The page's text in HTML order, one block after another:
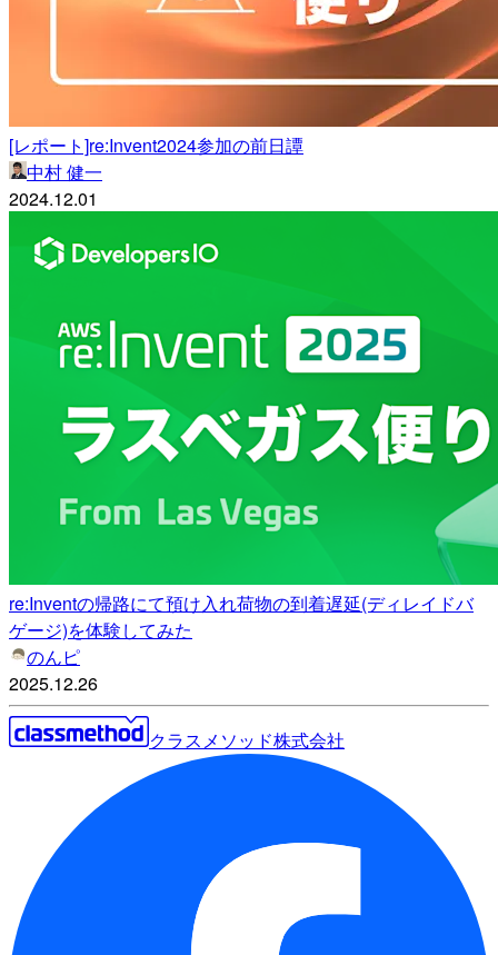
[レポート]re:Invent2024参加の前日譚
中村 健一
2024.12.01
re:Inventの帰路にて預け入れ荷物の到着遅延(ディレイドバ
ゲージ)を体験してみた
のんピ
2025.12.26
クラスメソッド株式会社